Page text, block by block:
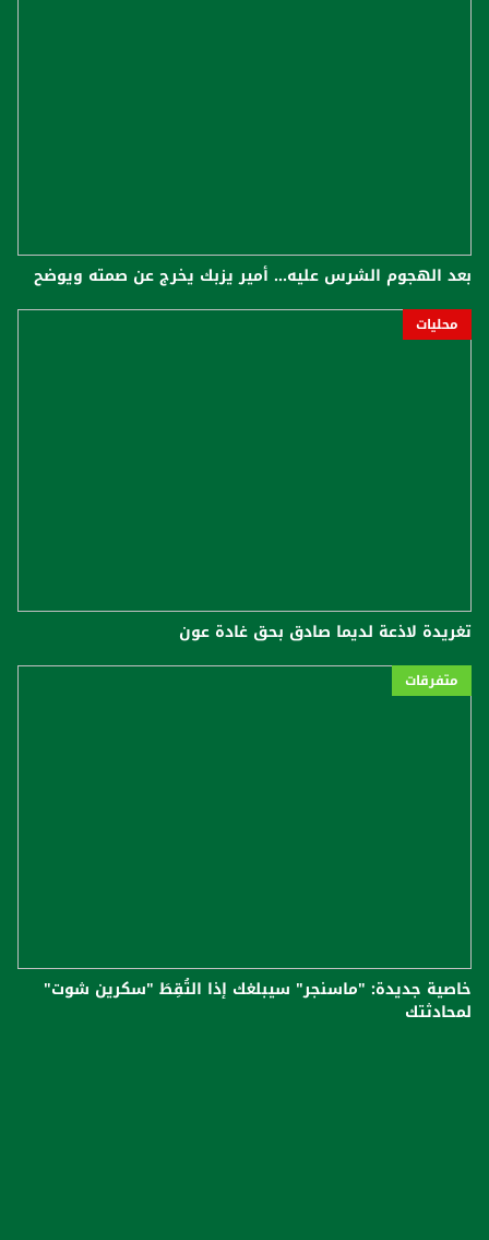
بعد الهجوم الشرس عليه... أمير يزبك يخرج عن صمته ويوضح
محليات
تغريدة لاذعة لديما صادق بحق غادة عون
متفرقات
خاصية جديدة: "ماسنجر" سيبلغك إذا التُقِطَ "سكرين شوت"
لمحادثتك